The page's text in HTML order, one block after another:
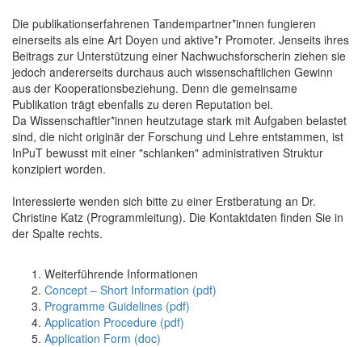
Die publikationserfahrenen Tandempartner*innen fungieren
einerseits als eine Art Doyen und aktive*r Promoter. Jenseits ihres
Beitrags zur Unterstützung einer Nachwuchsforscherin ziehen sie
jedoch andererseits durchaus auch wissenschaftlichen Gewinn
aus der Kooperationsbeziehung. Denn die gemeinsame
Publikation trägt ebenfalls zu deren Reputation bei.
Da Wissenschaftler*innen heutzutage stark mit Aufgaben belastet
sind, die nicht originär der Forschung und Lehre entstammen, ist
InPuT bewusst mit einer "schlanken" administrativen Struktur
konzipiert worden.
Interessierte wenden sich bitte zu einer Erstberatung an Dr.
Christine Katz (Programmleitung). Die Kontaktdaten finden Sie in
der Spalte rechts.
Weiterführende Informationen
Concept – Short Information (pdf)
Programme Guidelines (pdf)
Application Procedure (pdf)
Application Form (doc)